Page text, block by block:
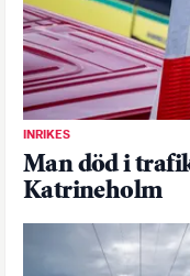
INRIKES
Man död i
Katrineholm